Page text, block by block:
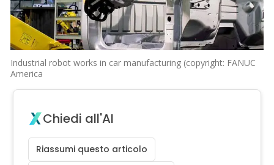
Industrial robot works in car manufacturing (copyright: FANUC
America
Chiedi all'AI
Riassumi questo articolo